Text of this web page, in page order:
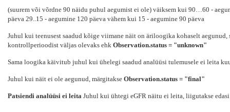
(suurem või võrdne 90 näidu puhul aegumist ei ole) väiksem kui 90…60 -
päeva 29..15 - aegumine 120 päeva vähem kui 15 - aegumine 90 päeva
Juhul kui teenusest saadud kõige viimane näit on äriloogika kohaselt aegunud,
kontrollperioodist väljas olevaks ehk Observation.status = "unknown"
Sama loogika käivitub juhul kui ühelegi saadud analüüsi tulemusele ei leita
Juhul kui näit ei ole aegunud, märgitakse Observation.status = "final"
Patsiendi analüüsi ei leita Juhul kui ühtegi eGFR näitu ei leita, liigutakse